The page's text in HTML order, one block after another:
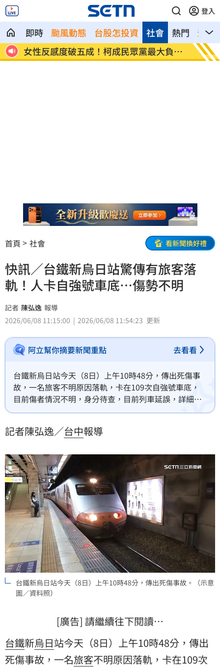
登入
即時 颱風動態 台股怎投資 熱門 影音
社會
近
女性反感度破五成！柯成民眾黨最大負資
產
捷運
首頁 社會 看新聞換好禮
快訊／台鐵新烏日站驚傳有旅客落
軌！人卡自強號車底…傷勢不明
記者 陳弘逸 報導
2026/06/08 11:15:00
2026/06/08 11:54:23 更新
阿立幫你摘要新聞重點 去看看
台鐵新烏日站今天（8日）上午10時48分，傳出死傷事
故，一名旅客不明原因落軌，卡在109次自強號車底，
目前傷者情況不明，身分待查，目前列車延誤，詳細原
因，仍待釐清。
記者陳弘逸／台中報導
台鐵新烏日站今天（8日）上午10時48分，傳出死傷事故。（示意
圖／資料照）
[廣告] 請繼續往下閱讀…
台鐵新烏日站今天（8日）上午10時48分，傳出
死傷事故，一名旅客不明原因落軌，卡在109次